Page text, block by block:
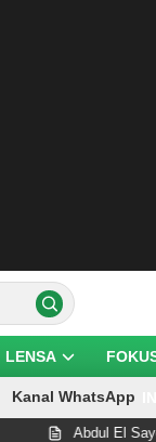
LENSA
Kanal WhatsApp
Abdul El Sayed